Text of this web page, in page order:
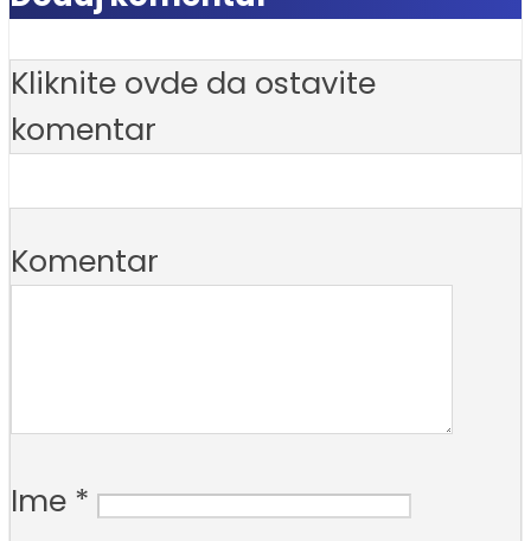
Kliknite ovde da ostavite
komentar
Komentar
Ime *